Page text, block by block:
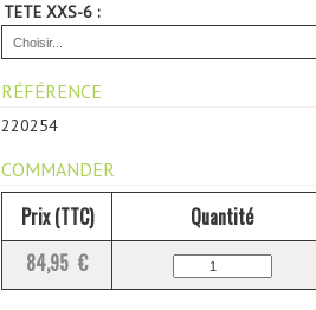
TETE XXS-6 :
RÉFÉRENCE
220254
COMMANDER
Prix (TTC) Quantité
84,95 €